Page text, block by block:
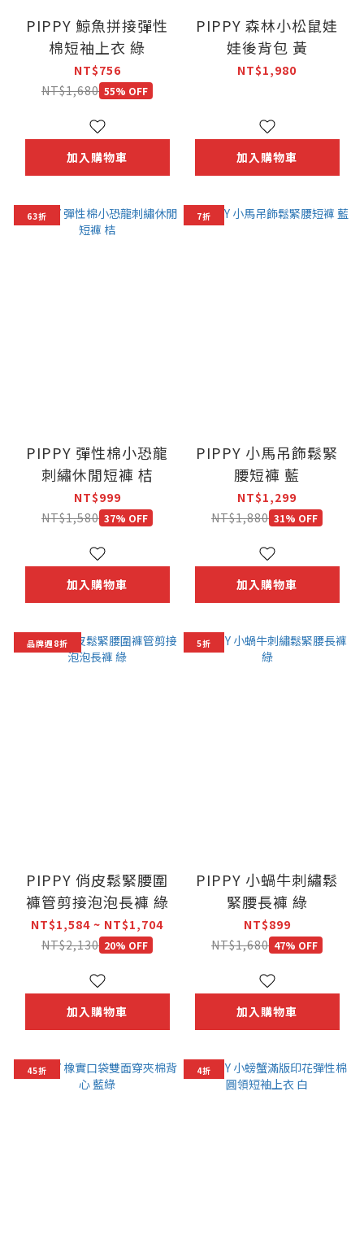
PIPPY 鯨魚拼接彈性
棉短袖上衣 綠
NT$756
NT$1,680 55% OFF
加入購物車
PIPPY 森林小松鼠娃
娃後背包 黃
NT$1,980
加入購物車
63折
PIPPY 彈性棉小恐龍
刺繡休閒短褲 桔
NT$999
NT$1,580 37% OFF
加入購物車
7折
PIPPY 小馬吊飾鬆緊
腰短褲 藍
NT$1,299
NT$1,880 31% OFF
加入購物車
品牌週8折
PIPPY 俏皮鬆緊腰圍
褲管剪接泡泡長褲 綠
NT$1,584 ~ NT$1,704
NT$2,130 20% OFF
加入購物車
5折
PIPPY 小蝸牛刺繡鬆
緊腰長褲 綠
NT$899
NT$1,680 47% OFF
加入購物車
45折 4折